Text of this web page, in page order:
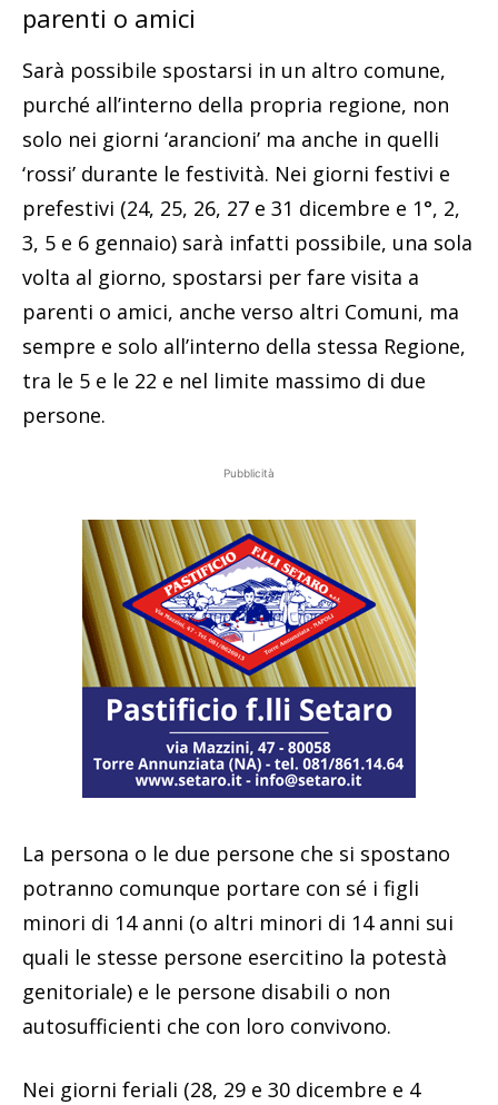
parenti o amici
Sarà possibile spostarsi in un altro comune,
purché all’interno della propria regione, non
solo nei giorni ‘arancioni’ ma anche in quelli
‘rossi’ durante le festività. Nei giorni festivi e
prefestivi (24, 25, 26, 27 e 31 dicembre e 1°, 2,
3, 5 e 6 gennaio) sarà infatti possibile, una sola
volta al giorno, spostarsi per fare visita a
parenti o amici, anche verso altri Comuni, ma
sempre e solo all’interno della stessa Regione,
tra le 5 e le 22 e nel limite massimo di due
persone.
Pubblicità
La persona o le due persone che si spostano
potranno comunque portare con sé i figli
minori di 14 anni (o altri minori di 14 anni sui
quali le stesse persone esercitino la potestà
genitoriale) e le persone disabili o non
autosufficienti che con loro convivono.
Nei giorni feriali (28, 29 e 30 dicembre e 4